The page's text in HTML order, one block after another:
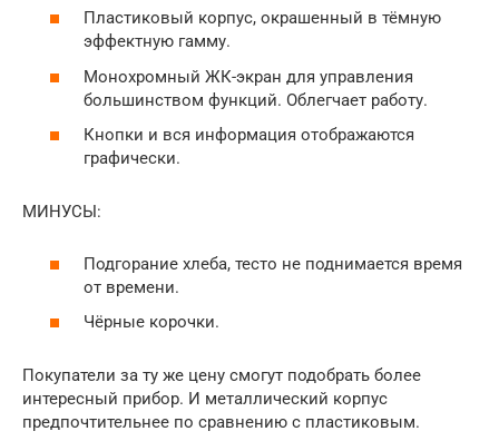
Пластиковый корпус, окрашенный в тёмную
эффектную гамму.
Монохромный ЖК-экран для управления
большинством функций. Облегчает работу.
Кнопки и вся информация отображаются
графически.
МИНУСЫ:
Подгорание хлеба, тесто не поднимается время
от времени.
Чёрные корочки.
Покупатели за ту же цену смогут подобрать более
интересный прибор. И металлический корпус
предпочтительнее по сравнению с пластиковым.